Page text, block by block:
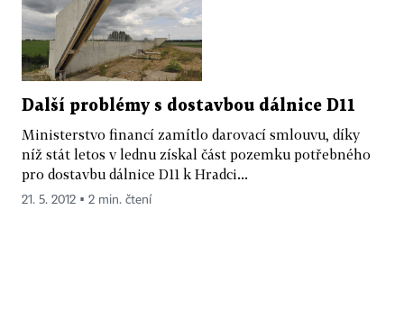
Další problémy s dostavbou dálnice D11
Ministerstvo financí zamítlo darovací smlouvu, díky
níž stát letos v lednu získal část pozemku potřebného
pro dostavbu dálnice D11 k Hradci...
21. 5. 2012 ▪ 2 min. čtení